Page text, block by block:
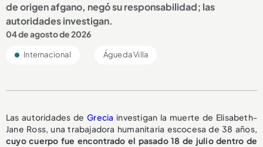
de origen afgano, negó su responsabilidad; las
autoridades investigan.
04 de agosto de 2026
Internacional Águeda Villa
Las autoridades deGrecia investigan la muerte de Elisabeth-
Jane Ross, una trabajadora humanitaria escocesa de 38 años,
cuyo cuerpo fue encontrado el pasado 18 de julio dentro de